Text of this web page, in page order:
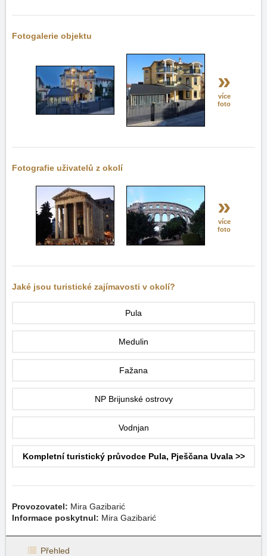
Fotogalerie objektu
»
více
foto
Fotografie uživatelů z okolí
»
více
foto
Jaké jsou turistické zajímavosti v okolí?
Pula
Medulin
Fažana
NP Brijunské ostrovy
Vodnjan
Kompletní turistický průvodce Pula, Pješčana Uvala >>
Provozovatel: Mira Gazibarić
Informace poskytnul: Mira Gazibarić
Přehled